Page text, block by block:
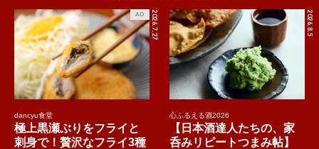
2026.7.27
AD
dancyu食堂
極上黒瀬ぶりをフライと
刺身で！贅沢なフライ3種
2026.8.5
心ふるえる酒2026
【日本酒達人たちの、家
呑みリピートつまみ帖】